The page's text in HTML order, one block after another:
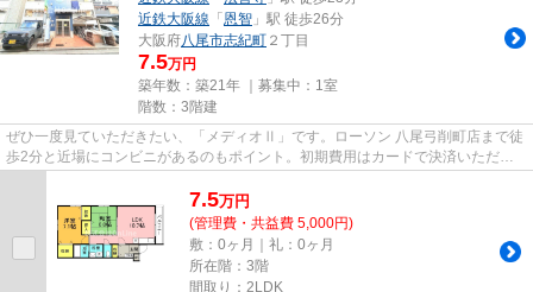
近鉄大阪線 「恩智 」駅 徒歩26分
大阪府八尾市志紀町 ２丁目
7.5万円
築年数：築21年 ｜募集中： 1室
階数：3階建
ぜひ一度見ていただきたい、「メディオⅡ」です。ローソン 八尾弓削町店まで徒
歩2分と近場にコンビニがあるのもポイント。初期費用はカードで決済いただけ
ます。夏場は特に涼しい通風良...
7.5万円
(管理費・共益費 5,000円)
敷：0ヶ月｜礼：0ヶ月
所在階：3階
間取り：2LDK